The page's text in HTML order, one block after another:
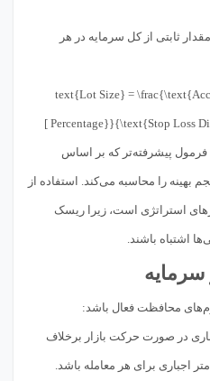
ثابتی از کل سرمایه در هر
[ \text{Lot Size} =
Percentage}}{\text{Stop Loss
پیشرفته‌تر که بر اساس
بهینه را محاسبه می‌کند. استفاده از
استراتژی است، زیرا ریسک
اشتباه باشند.
محافظت فعال باشد:
در صورت حرکت بازار برخلاف
اجباری برای هر معامله باشد.